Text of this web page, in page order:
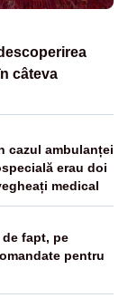
câteva
cazul ambulanței
erau doi
medical
fapt, pe
pentru